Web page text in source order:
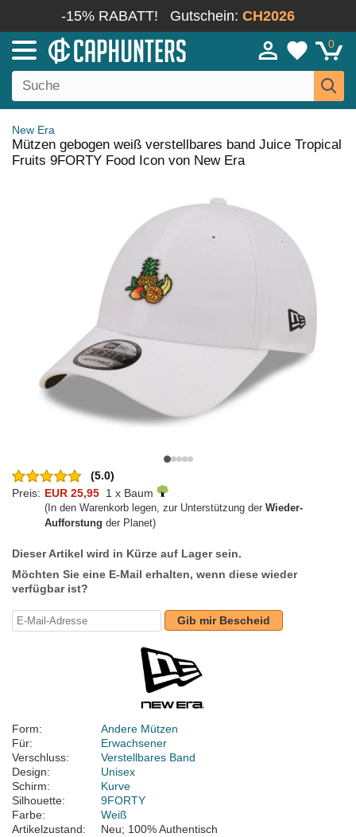
-15% RABATT! Gutschein: CH2026
0
New Era
Mützen gebogen weiß verstellbares band Juice Tropical
Fruits 9FORTY Food Icon von New Era
(5.0)
Preis: EUR 25,95 1 x Baum
(In den Warenkorb legen, zur Unterstützung der Wieder-
Aufforstung der Planet)
Dieser Artikel wird in Kürze auf Lager sein.
Möchten Sie eine E-Mail erhalten, wenn diese wieder
verfügbar ist?
Gib mir Bescheid
Form:
Andere Mützen
Für:
Erwachsener
Verschluss:
Verstellbares Band
Design:
Unisex
Schirm:
Kurve
Silhouette:
9FORTY
Farbe:
Weiß
Artikelzustand:
Neu; 100% Authentisch